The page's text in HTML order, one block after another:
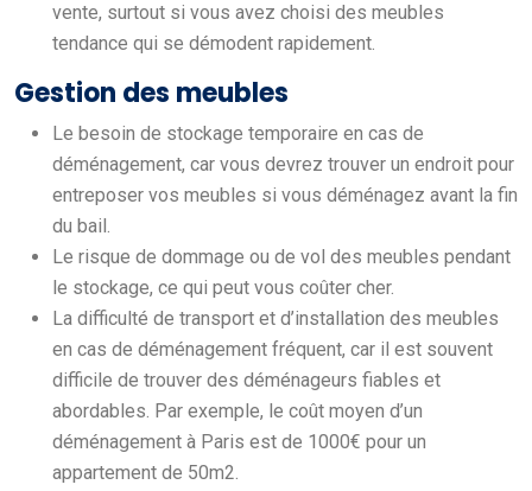
vente, surtout si vous avez choisi des meubles
tendance qui se démodent rapidement.
Gestion des meubles
Le besoin de stockage temporaire en cas de
déménagement, car vous devrez trouver un endroit pour
entreposer vos meubles si vous déménagez avant la fin
du bail.
Le risque de dommage ou de vol des meubles pendant
le stockage, ce qui peut vous coûter cher.
La difficulté de transport et d’installation des meubles
en cas de déménagement fréquent, car il est souvent
difficile de trouver des déménageurs fiables et
abordables. Par exemple, le coût moyen d’un
déménagement à Paris est de 1000€ pour un
appartement de 50m2.